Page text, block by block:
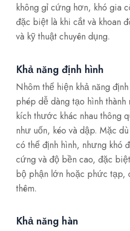
không gỉ cứng hơn, khó gia
đặc biệt là khi cắt và khoan
và kỹ thuật chuyên dụng.
Khả năng định hình
Nhôm thể hiện khả năng
phép dễ dàng tạo hình thành
kích thước khác nhau thông
như uốn, kéo và dập. Mặc
có thể định hình, nhưng khó
cứng và độ bền cao, đặc
bộ phận lớn hoặc phức tạp,
thêm.
Khả năng hàn